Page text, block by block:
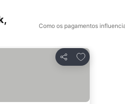
Como os pagamentos
Partilhar
Adicionar